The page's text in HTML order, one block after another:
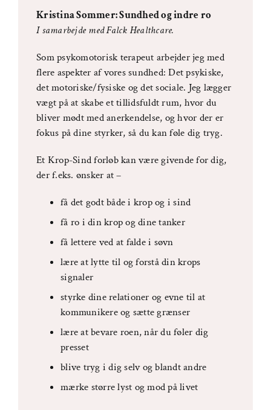
Kristina Sommer: Sundhed og indre ro
I samarbejde med Falck Healthcare.
Som psykomotorisk terapeut arbejder jeg med
flere aspekter af vores sundhed: Det psykiske,
det motoriske/fysiske og det sociale. Jeg lægger
vægt på at skabe et tillidsfuldt rum, hvor du
bliver mødt med anerkendelse, og hvor der er
fokus på dine styrker, så du kan føle dig tryg.
Et Krop-Sind forløb kan være givende for dig,
der f.eks. ønsker at–
få det godt både i krop og i sind
få ro i din krop og dine tanker
få lettere ved at falde i søvn
lære at lytte til og forstå din krops
signaler
styrke dine relationer og evne til at
kommunikere og sætte grænser
lære at bevare roen, når du føler dig
presset
blive tryg i dig selv og blandt andre
mærke større lyst og mod på livet